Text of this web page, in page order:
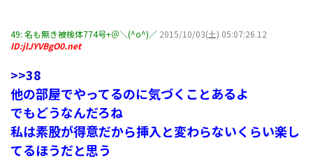
49: 名も無き被検体774号+＠＼(^o^)／ 2015/10/03(土) 05:07:26.12
ID:jlJYVBgO0.net
>>38
他の部屋でやってるのに気づくことあるよ
でもどうなんだろね
私は素股が得意だから挿入と変わらないくらい楽し
てるほうだと思う